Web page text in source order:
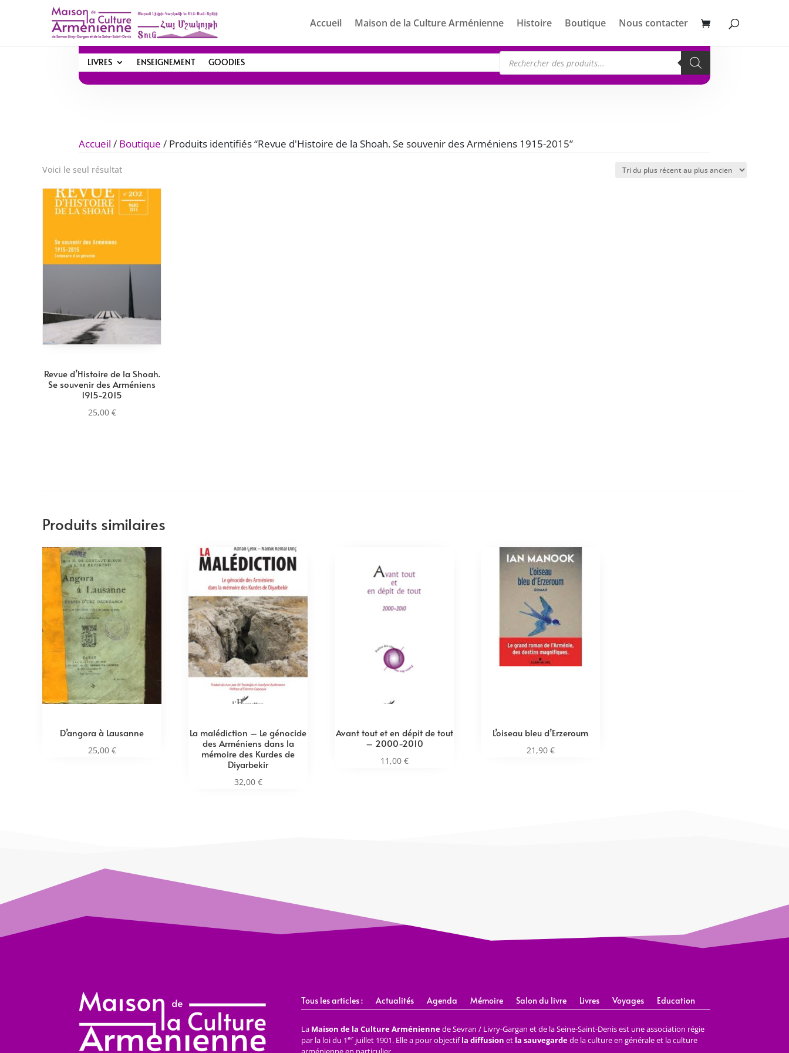
Accueil Maison de la Culture Arménienne Histoire Boutique Nous contacter
LIVRES ENSEIGNEMENT GOODIES Recherche
de
produits
Accueil / Boutique / Produits identifiés “Revue d'Histoire de la Shoah. Se souvenir des Arméniens 1915-2015”
Voici le seul résultat
Revue d’Histoire de la Shoah.
Se souvenir des Arméniens
1915-2015
25,00 €
Produits similaires
D’angora à Lausanne
25,00 €
La malédiction – Le génocide
des Arméniens dans la
mémoire des Kurdes de
Diyarbekir
32,00 €
Avant tout et en dépit de tout
– 2000-2010
11,00 €
L’oiseau bleu d’Erzeroum
21,90 €
Tous les articles : Actualités Agenda Mémoire Salon du livre Livres Voyages Education
La Maison de la Culture Arméniennede Sevran / Livry-Gargan et de la Seine-Saint-Denis est une association régie
par la loi du 1erjuillet 1901. Elle a pour objectifla diffusion et la sauvegardede la culture en générale et la culture